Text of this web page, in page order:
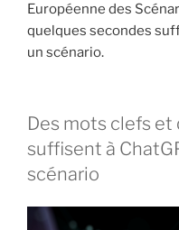
Européenne des
quelques secondes
un scénario.
Des mots clefs
suffisent à
scénario